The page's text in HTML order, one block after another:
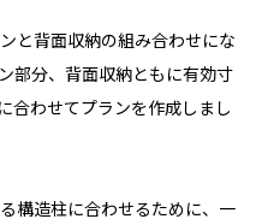
と背面収納の組み合わせにな
部分、背面収納ともに有効寸
合わせてプランを作成しまし
構造柱に合わせるために、一